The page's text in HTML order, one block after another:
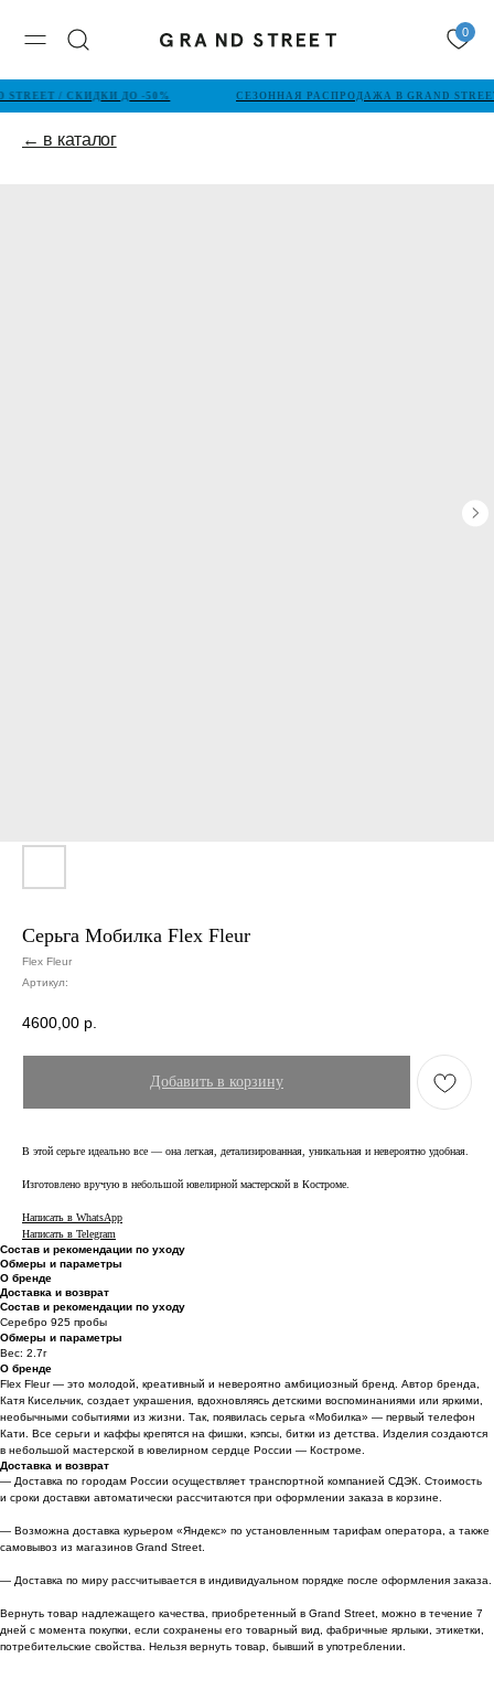
0
/ СКИДКИ ДО -50% СЕЗОННАЯ РАСПРОДАЖА В GRAND
← в каталог
Серьга Мобилка Flex Fleur
Flex Fleur
Артикул:
4600,00 р.
Добавить в корзину
В этой серьге идеально все — она легкая, детализированная, уникальная и невероятно удобная.
Изготовлено вручую в небольшой ювелирной мастерской в Костроме.
Написать в WhatsApp
Написать в Telegram
Состав и рекомендации по уходу
Обмеры и параметры
О бренде
Доставка и возврат
Состав и рекомендации по уходу
Серебро 925 пробы
Обмеры и параметры
Вес: 2.7г
О бренде
Flex Fleur — это молодой, креативный и невероятно амбициозный бренд. Автор бренда,
Катя Кисельчик, создает украшения, вдохновляясь детскими воспоминаниями или яркими,
необычными событиями из жизни. Так, появилась серьга «Мобилка» — первый телефон
Кати. Все серьги и каффы крепятся на фишки, кэпсы, битки из детства. Изделия создаются
в небольшой мастерской в ювелирном сердце России — Костроме.
Доставка и возврат
— Доставка по городам России осуществляет транспортной компанией СДЭК. Стоимость
и сроки доставки автоматически рассчитаются при оформлении заказа в корзине.
— Возможна доставка курьером «Яндекс» по установленным тарифам оператора, а также
самовывоз из магазинов Grand Street.
— Доставка по миру рассчитывается в индивидуальном порядке после оформления заказа.
Вернуть товар надлежащего качества, приобретенный в Grand Street, можно в течение 7
дней с момента покупки, если сохранены его товарный вид, фабричные ярлыки, этикетки,
потребительские свойства. Нельзя вернуть товар, бывший в употреблении.